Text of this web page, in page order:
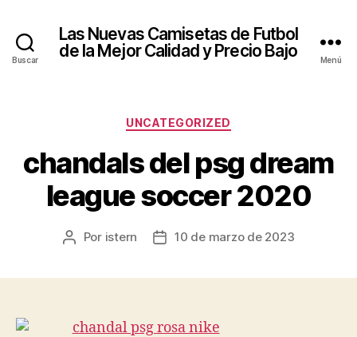
Buscar
Las Nuevas Camisetas de Futbol
de la Mejor Calidad y Precio Bajo
Menú
Categorías
UNCATEGORIZED
chandals del psg dream
league soccer 2020
Autor
Por istern
Fecha10 de marzo de 2023